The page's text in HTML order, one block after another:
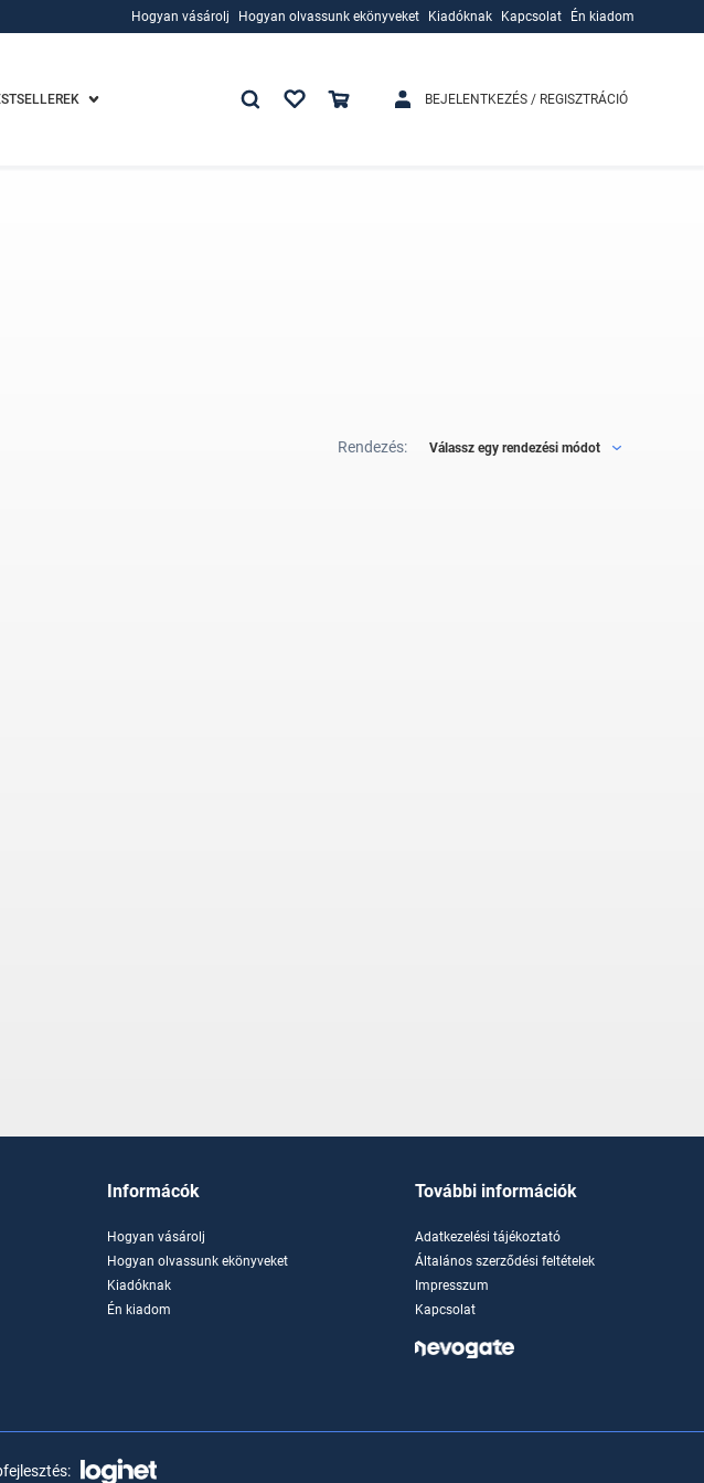
Hogyan vásárolj
Hogyan olvassunk ekönyveket
Kiadóknak
Kapcsolat Én kiadom
BEJELENTKEZÉS / REGISZTRÁCIÓ
Rendezés: Válassz egy rendezési módot
Informácók
Hogyan vásárolj
Hogyan olvassunk ekönyveket
Kiadóknak
Én kiadom
További információk
Adatkezelési tájékoztató
Általános szerződési feltételek
Impresszum
Kapcsolat